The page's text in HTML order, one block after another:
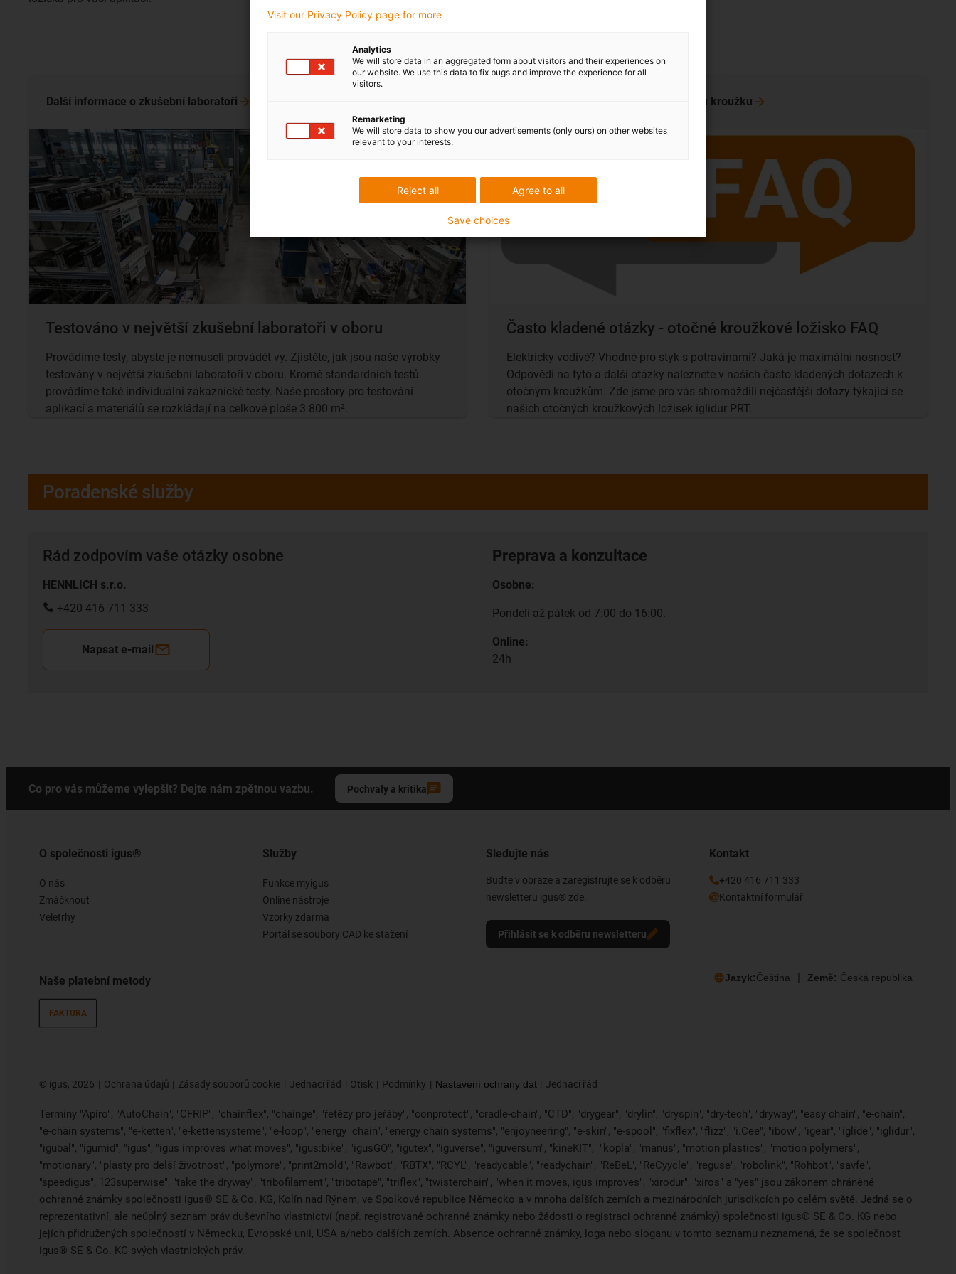
Testováno v největší zkušební laboratoři v oboru
Provádíme testy, abyste je nemuseli provádět vy. Zjistěte, jak jsou naše výrobky
testovány v největší zkušební laboratoři v oboru. Kromě standardních testů
provádíme také individuální zákaznické testy. Naše prostory pro testování
aplikací a materiálů se rozkládají na celkové ploše 3 800 m².
Další informace o zkušební laboratoři
Často kladené otázky - otočné kroužkové ložisko FAQ
Elektricky vodivé? Vhodné pro styk s potravinami? Jaká je maximální nosnost?
Odpovědi na tyto a další otázky naleznete v našich často kladených dotazech k
otočným kroužkům. Zde jsme pro vás shromáždili nejčastější dotazy týkající se
našich otočných kroužkových ložisek iglidur PRT.
Přejít na nejčastější dotazy k otočnému kroužku
Poradenské služby
Rád zodpovím vaše otázky osobne
HENNLICH s.r.o.
+420 416 711 333
Napsat e-mail
Preprava a konzultace
Osobne:
Pondelí až pátek od 7:00 do 16:00.
Online:
24h
Co pro vás můžeme vylepšit? Dejte nám zpětnou vazbu. Pochvaly a kritika
O společnosti igus®
O nás
Zmáčknout
Veletrhy
Naše platební metody
FAKTURA
Služby
Funkce myigus
Online nástroje
Vzorky zdarma
Portál se soubory CAD ke stažení
Sledujte nás
Buďte v obraze a zaregistrujte se k odběru
newsletteru igus® zde.
Přihlásit se k odběru newsletteru
Kontakt
+420 416 711 333
Kontaktní formulář
Jazyk:Čeština Země: Česká republika
© igus, 2026 Ochrana údajů Zásady souborů cookie Jednací řád Otisk Podmínky Nastavení ochrany dat Jednací řád
Termíny "Apiro", "AutoChain", "CFRIP", "chainflex", "chainge", "řetězy pro jeřáby", "conprotect", "cradle-chain", "CTD", "drygear", "drylin", "dryspin", "dry-tech", "dryway", "easy chain", "e-chain",
"e-chain systems", "e-ketten", "e-kettensysteme", "e-loop", "energy chain", "energy chain systems", "enjoyneering", "e-skin", "e-spool", "fixflex", "flizz", "i.Cee", "ibow", "igear", "iglide", "iglidur",
"igubal", "igumid", "igus", "igus improves what moves", "igus:bike", "igusGO", "igutex", "iguverse", "iguversum", "kineKIT", "kopla", "manus", "motion plastics", "motion polymers",
"motionary", "plasty pro delší životnost", "polymore", "print2mold", "Rawbot", "RBTX", "RCYL", "readycable", "readychain", "ReBeL", "ReCyycle", "reguse", "robolink", "Rohbot", "savfe",
"speedigus", 123superwise", "take the dryway", "tribofilament", "tribotape", "triflex", "twisterchain", "when it moves, igus improves", "xirodur", "xiros" a "yes" jsou zákonem chráněné
ochranné známky společnosti igus® SE & Co. KG, Kolín nad Rýnem, ve Spolkové republice Německo a v mnoha dalších zemích a mezinárodních jurisdikcích po celém světě. Jedná se o
reprezentativní, ale neúplný seznam práv duševního vlastnictví (např. registrované ochranné známky nebo žádosti o registraci ochranné známky) společnosti igus® SE & Co. KG nebo
jejích přidružených společností v Německu, Evropské unii, USA a/nebo dalších zemích. Absence ochranné známky, loga nebo sloganu v tomto seznamu neznamená, že se společnost
igus® SE & Co. KG svých vlastnických práv.
Visit our Privacy Policy page for more
Analytics
We will store data in an aggregated form about visitors and their experiences on
our website. We use this data to fix bugs and improve the experience for all
visitors.
Remarketing
We will store data to show you our advertisements (only ours) on other websites
relevant to your interests.
Agree to all
Reject all
Save choices